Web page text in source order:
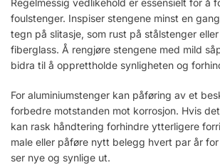
foulstenger. Inspiser stengene minst en
tegn på slitasje, som rust på stålstenger
fiberglass. Å rengjøre stengene med mild
bidra til å opprettholde synligheten og
For aluminiumstenger kan påføring av et
forbedre motstanden mot korrosjon. Hvis
kan rask håndtering forhindre ytterligere
male eller påføre nytt belegg hvert par år
ser nye og synlige ut.